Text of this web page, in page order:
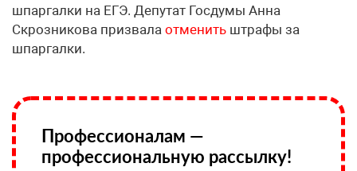
шпаргалки на ЕГЭ. Депутат Госдумы Анна
Скрозникова призвала отменить штрафы за
шпаргалки.
Профессионалам —
профессиональную рассылку!